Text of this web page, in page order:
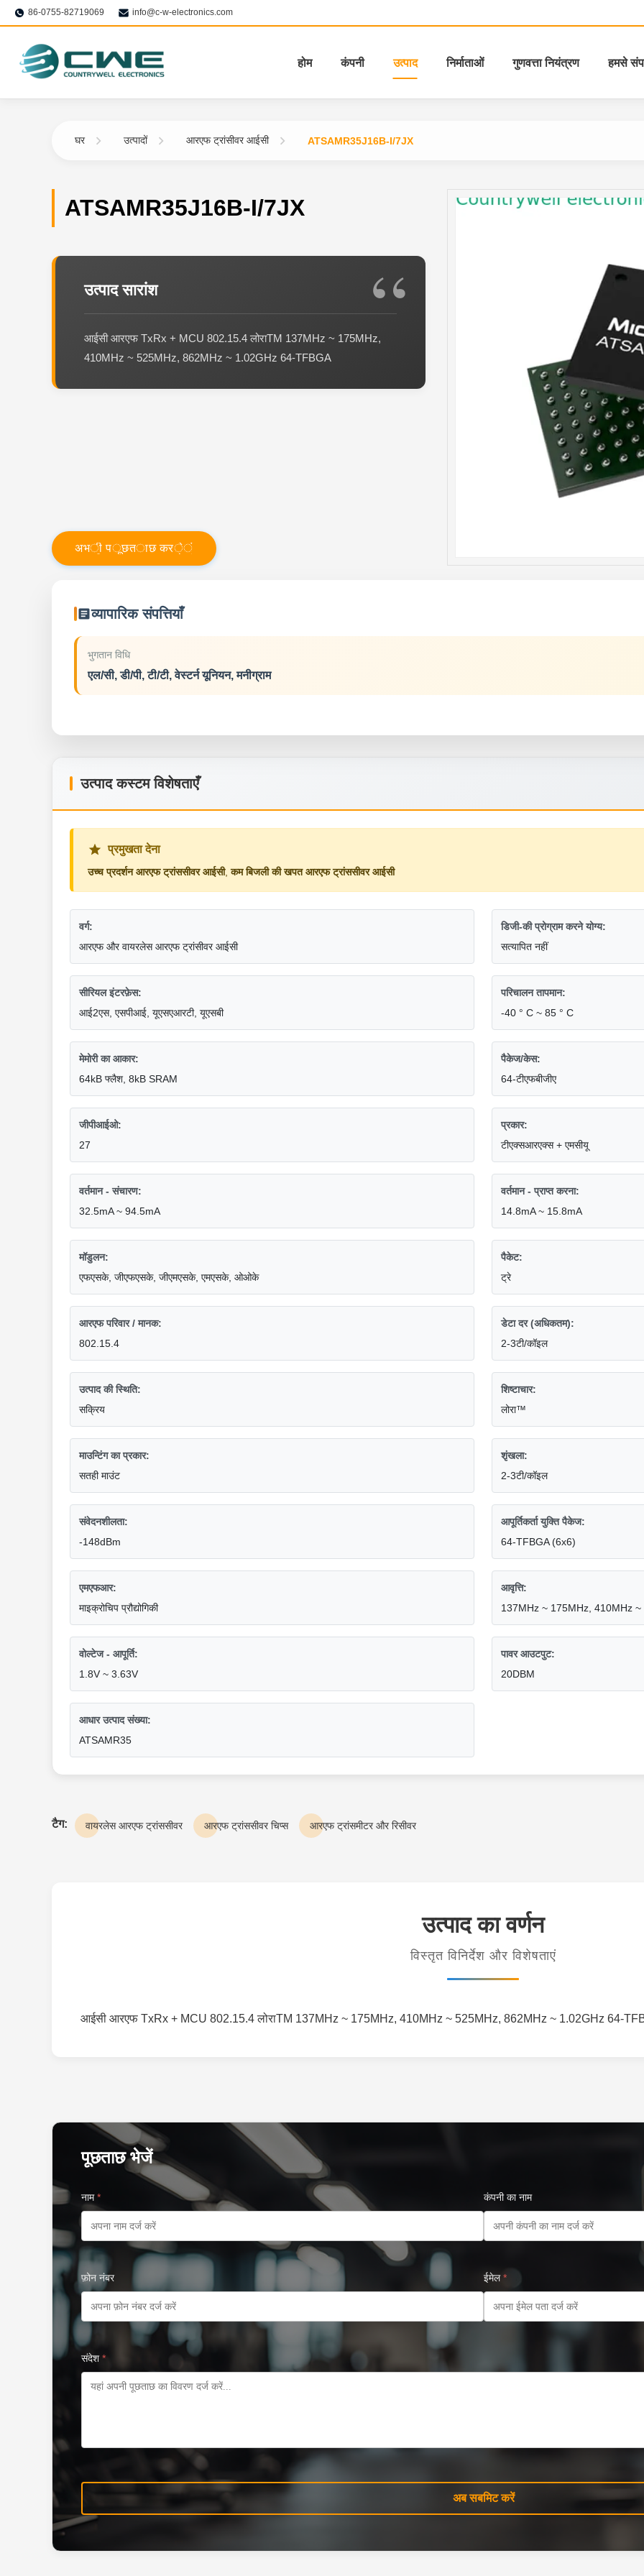
86-0755-82719069 info@c-w-electronics.com
होम कंपनी उत्पाद निर्माताओं गुणवत्ता नियंत्रण हमसे
घर उत्पादों आरएफ ट्रांसीवर आईसी ATSAMR35J16B-I/7JX
ATSAMR35J16B-I/7JX
उत्पाद सारांश
आईसी आरएफ TxRx + MCU 802.15.4 लोराTM 137MHz ~ 175MHz,
410MHz ~ 525MHz, 862MHz ~ 1.02GHz 64-TFBGA
अभी पूछताछ करें
व्यापारिक संपत्तियाँ
भुगतान विधि
एल/सी, डी/पी, टी/टी, वेस्टर्न यूनियन, मनीग्राम
उत्पाद कस्टम विशेषताएँ
प्रमुखता देना
उच्च प्रदर्शन आरएफ ट्रांससीवर आईसी,कम बिजली की खपत आरएफ ट्रांससीवर आईसी
वर्ग:
आरएफ और वायरलेस आरएफ ट्रांसीवर आईसी
डिजी-की प्रोग्राम करने योग्य:
सत्यापित नहीं
सीरियल इंटरफ़ेस:
आई2एस, एसपीआई, यूएसएआरटी, यूएसबी
परिचालन तापमान:
-40 ° C ~ 85 ° C
मेमोरी का आकार:
64kB फ्लैश, 8kB SRAM
पैकेज/केस:
64-टीएफबीजीए
जीपीआईओ:
27
प्रकार:
टीएक्सआरएक्स + एमसीयू
वर्तमान - संचारण:
32.5mA ~ 94.5mA
वर्तमान - प्राप्त करना:
14.8mA ~ 15.8mA
मॉडुलन:
एफएसके, जीएफएसके, जीएमएसके, एमएसके, ओओके
पैकेट:
ट्रे
आरएफ परिवार / मानक:
802.15.4
डेटा दर (अधिकतम):
2-3टी/कॉइल
उत्पाद की स्थिति:
सक्रिय
शिष्टाचार:
लोरा™
माउन्टिंग का प्रकार:
सतही माउंट
शृंखला:
2-3टी/कॉइल
संवेदनशीलता:
-148dBm
आपूर्तिकर्ता युक्ति पैकेज:
64-TFBGA (6x6)
एमएफआर:
माइक्रोचिप प्रौद्योगिकी
आवृत्ति:
137MHz ~ 175MHz, 410MHz
वोल्टेज - आपूर्ति:
1.8V ~ 3.63V
पावर आउटपुट:
20DBM
आधार उत्पाद संख्या:
ATSAMR35
टैग: वायरलेस आरएफ ट्रांससीवर आरएफ ट्रांससीवर चिप्स आरएफ ट्रांसमीटर और रिसीवर
उत्पाद का वर्णन
विस्तृत विनिर्देश और विशेषताएं
आईसी आरएफ TxRx + MCU 802.15.4 लोराTM 137MHz ~ 175MHz, 410MHz ~ 525MHz, 862MHz ~ 1.02GHz 64-
पूछताछ भेजें
नाम* कंपनी का नाम
फ़ोन नंबर ईमेल*
संदेश*
अब सबमिट करें